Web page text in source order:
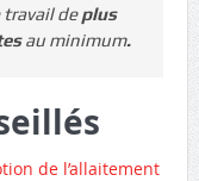
travail deplus
au minimum.
de l’allaitement